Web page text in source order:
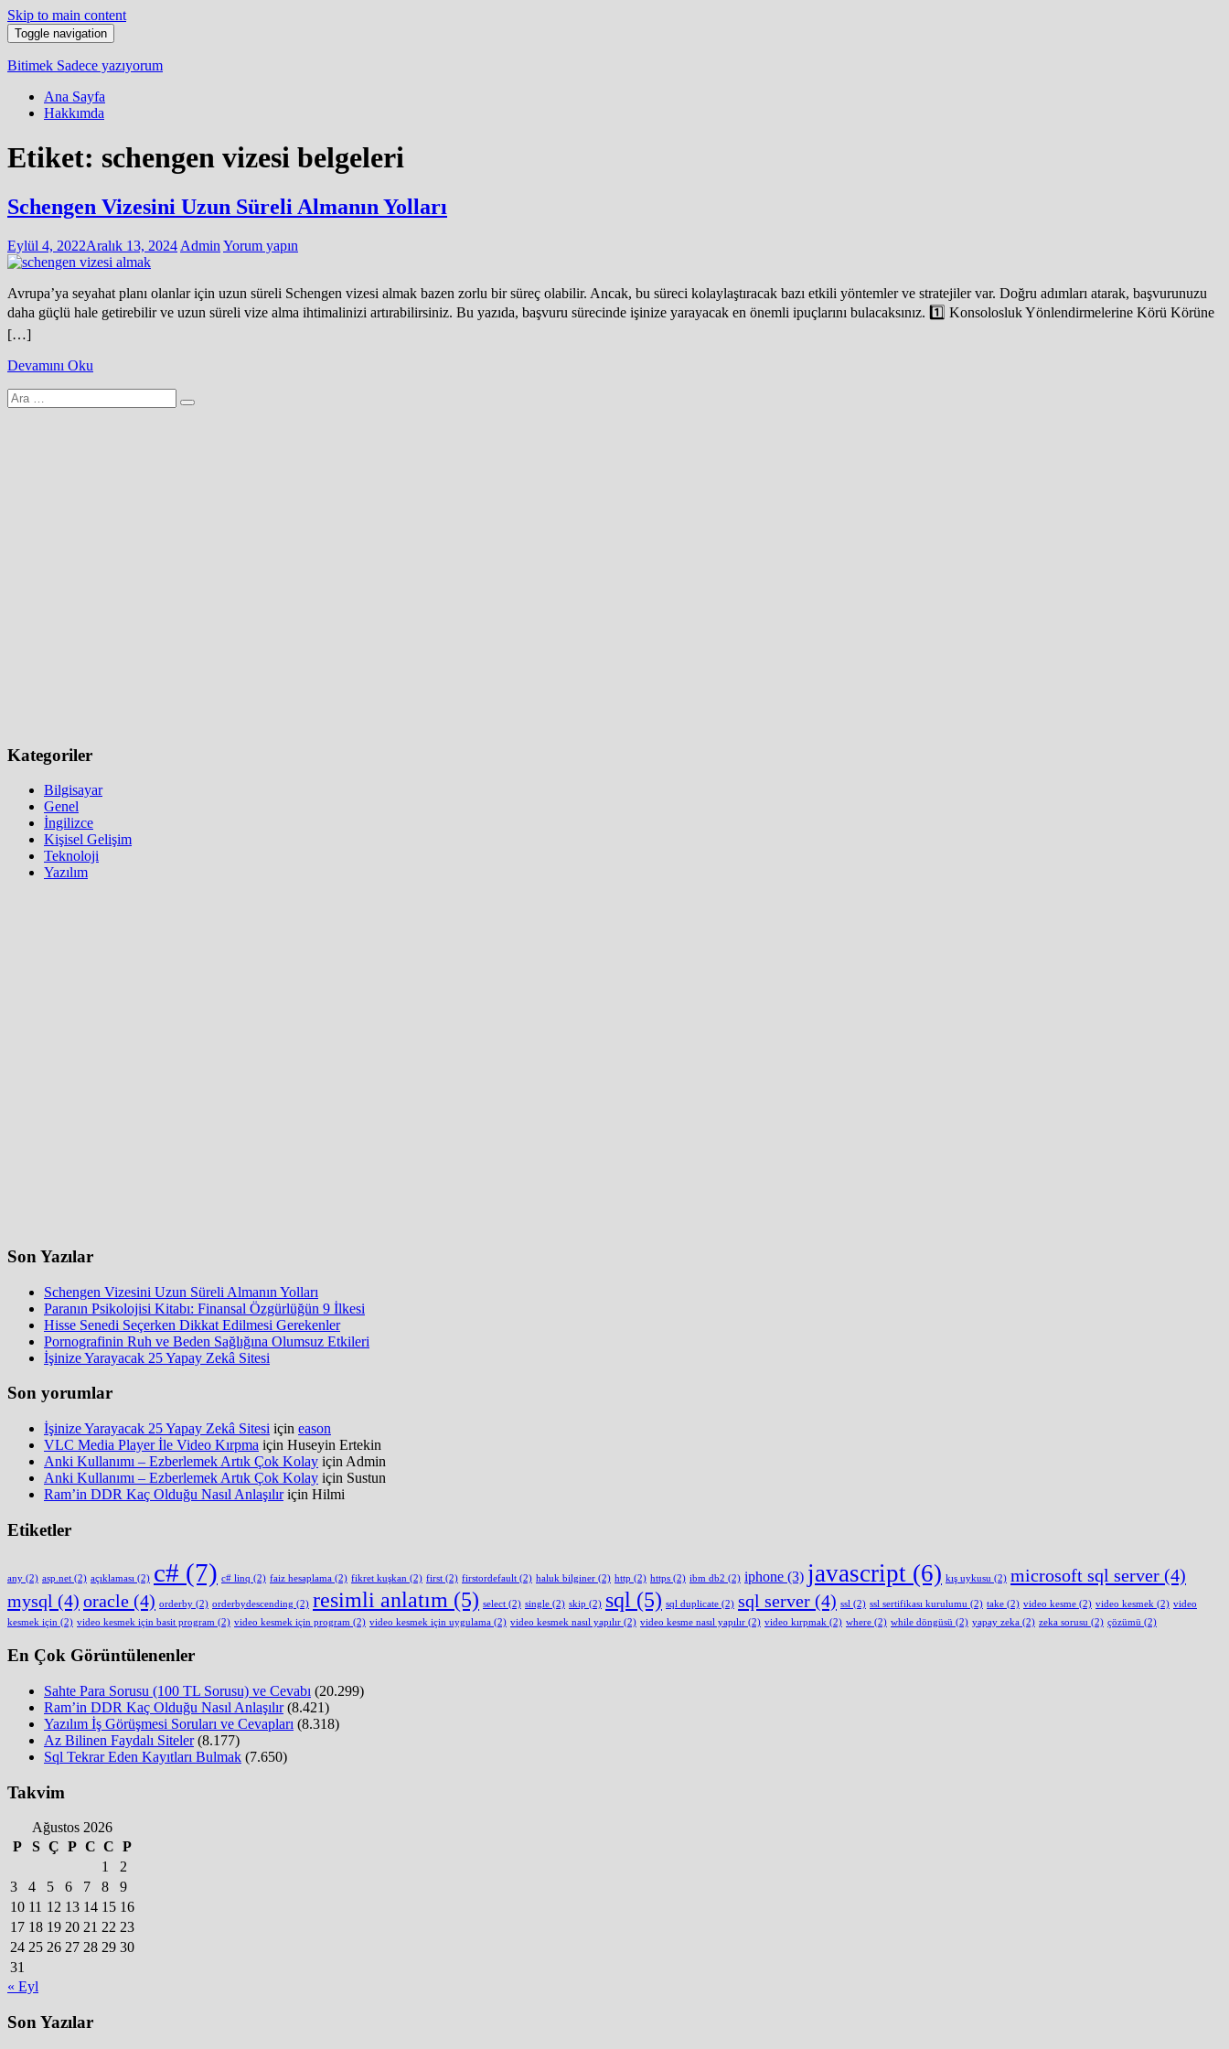
Skip to main content
Toggle navigation
Bitimek Sadece yazıyorum
Ana Sayfa
Hakkımda
Etiket: schengen vizesi belgeleri
Schengen Vizesini Uzun Süreli Almanın Yolları
Eylül 4, 2022Aralık 13, 2024 Admin Yorum yapın
Avrupa’ya seyahat planı olanlar için uzun süreli Schengen vizesi almak bazen zorlu bir süreç olabilir. Ancak, bu süreci kolaylaştıracak bazı etkili yöntemler ve stratejiler var. Doğru adımları atarak, başvurunuzu
daha güçlü hale getirebilir ve uzun süreli vize alma ihtimalinizi artırabilirsiniz. Bu yazıda, başvuru sürecinde işinize yarayacak en önemli ipuçlarını bulacaksınız. 1️⃣ Konsolosluk Yönlendirmelerine Körü Körüne
[…]
Devamını Oku
Arama
yap:
Kategoriler
Bilgisayar
Genel
İngilizce
Kişisel Gelişim
Teknoloji
Yazılım
Son Yazılar
Schengen Vizesini Uzun Süreli Almanın Yolları
Paranın Psikolojisi Kitabı: Finansal Özgürlüğün 9 İlkesi
Hisse Senedi Seçerken Dikkat Edilmesi Gerekenler
Pornografinin Ruh ve Beden Sağlığına Olumsuz Etkileri
İşinize Yarayacak 25 Yapay Zekâ Sitesi
Son yorumlar
İşinize Yarayacak 25 Yapay Zekâ Sitesi için eason
VLC Media Player İle Video Kırpma için Huseyin Ertekin
Anki Kullanımı – Ezberlemek Artık Çok Kolay için Admin
Anki Kullanımı – Ezberlemek Artık Çok Kolay için Sustun
Ram’in DDR Kaç Olduğu Nasıl Anlaşılıriçin Hilmi
Etiketler
any (2) asp.net (2) açıklaması (2) c# (7) c# linq (2) faiz hesaplama (2) fikret kuşkan (2) first (2) firstordefault (2) haluk bilginer (2) http (2) https (2) ibm db2 (2) iphone (3) javascript (6) kış uykusu (2) microsoft sql server (4)
mysql (4) oracle (4) orderby (2) orderbydescending (2) resimli anlatım (5) select (2) single (2) skip (2) sql (5) sql duplicate (2) sql server (4) ssl (2) ssl sertifikası kurulumu (2) take (2) video kesme (2) video kesmek (2) video
kesmek için (2) video kesmek için basit program (2) video kesmek için program (2) video kesmek için uygulama (2) video kesmek nasıl yapılır (2) video kesme nasıl yapılır (2) video kırpmak (2) where (2) while döngüsü (2) yapay zeka (2) zeka sorusu (2) çözümü (2)
En Çok Görüntülenenler
Sahte Para Sorusu (100 TL Sorusu) ve Cevabı (20.299)
Ram’in DDR Kaç Olduğu Nasıl Anlaşılır (8.421)
Yazılım İş Görüşmesi Soruları ve Cevapları (8.318)
Az Bilinen Faydalı Siteler (8.177)
Sql Tekrar Eden Kayıtları Bulmak (7.650)
Takvim
Ağustos 2026
P
S Ç P C C P
1
2
3
4 5 6 7 8
9
10 11 12 13 14 15 16
17 18 19 20 21 22 23
24 25 26 27 28 29 30
31
« Eyl
Son Yazılar